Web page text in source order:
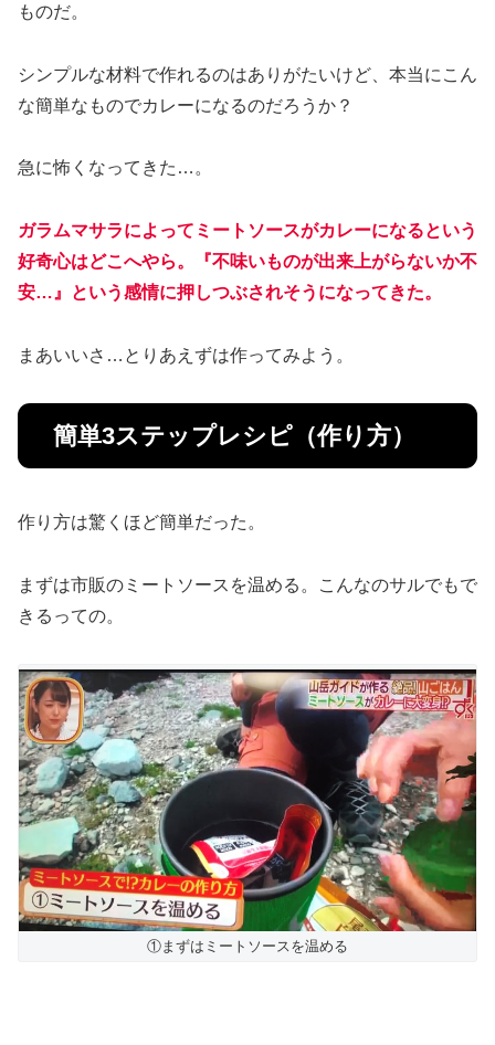
ものだ。
シンプルな材料で作れるのはありがたいけど、本当にこん
な簡単なものでカレーになるのだろうか？
急に怖くなってきた …。
ガラムマサラによってミートソースがカレーになるという
好奇心はどこへやら。
『不味いものが出来上がらないか不
安…』という感情に押しつぶされそうになってきた。
まあいいさ…とりあえずは作ってみよう。
簡単3ステップレシピ（作り方）
作り方は驚くほど簡単だった。
まずは市販のミートソースを温める。こんなのサルでもで
きるっての。
①まずはミートソースを温める